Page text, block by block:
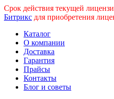
Срок действия текущей
Битрикс для приобретения
Каталог
О компании
Доставка
Гарантия
Прайсы
Контакты
Блог и советы